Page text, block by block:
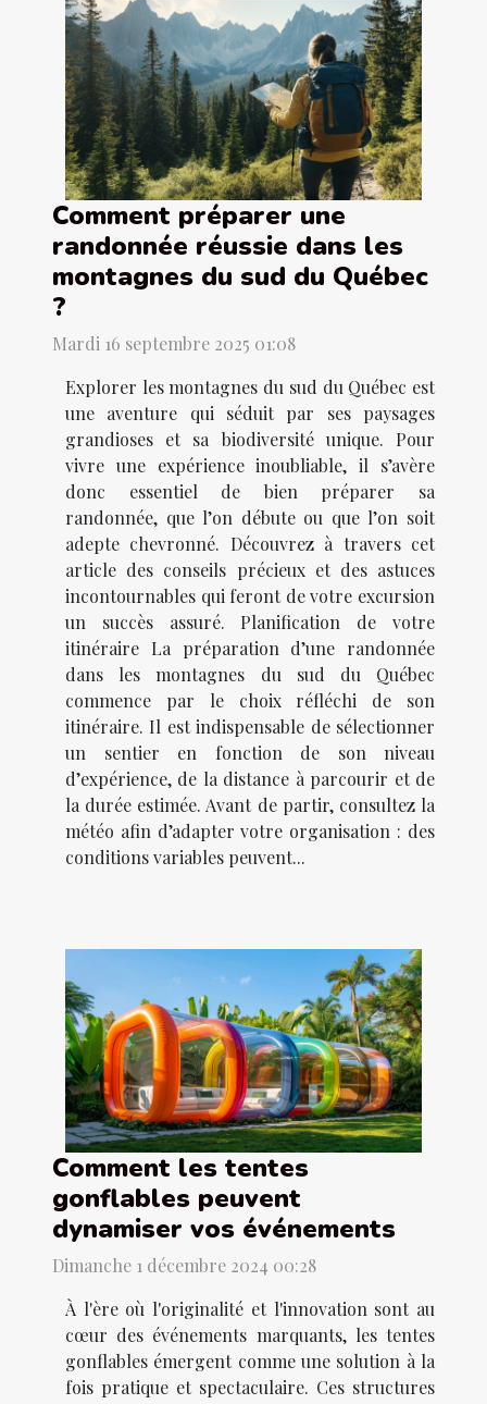
Comment préparer une
randonnée réussie dans les
montagnes du sud du Québec
?
Mardi 16 septembre 2025 01:08
Explorer les montagnes du sud du Québec est
une aventure qui séduit par ses paysages
grandioses et sa biodiversité unique. Pour
vivre une expérience inoubliable, il s’avère
donc essentiel de bien préparer sa
randonnée, que l’on débute ou que l’on soit
adepte chevronné. Découvrez à travers cet
article des conseils précieux et des astuces
incontournables qui feront de votre excursion
un succès assuré. Planification de votre
itinéraire La préparation d’une randonnée
dans les montagnes du sud du Québec
commence par le choix réfléchi de son
itinéraire. Il est indispensable de sélectionner
un sentier en fonction de son niveau
d’expérience, de la distance à parcourir et de
la durée estimée. Avant de partir, consultez la
météo afin d’adapter votre organisation : des
conditions variables peuvent...
Comment les tentes
gonflables peuvent
dynamiser vos événements
Dimanche 1 décembre 2024 00:28
À l'ère où l'originalité et l'innovation sont au
cœur des événements marquants, les tentes
gonflables émergent comme une solution à la
fois pratique et spectaculaire. Ces structures